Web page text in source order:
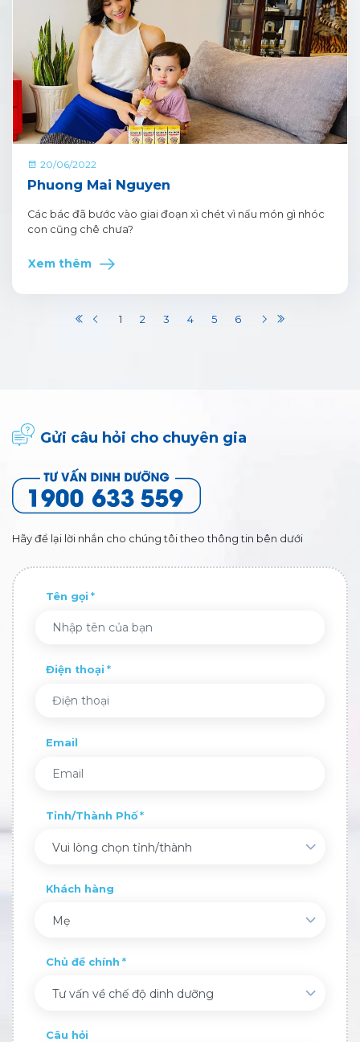
20/06/2022
Phuong Mai Nguyen
Các bác đã bước vào giai đoạn xì chét vì nấu món gì nhóc
con cũng chê chưa?
Xem thêm
1 2 3 4 5 6
Gửi câu hỏi cho chuyên gia
Hãy để lại lời nhắn cho chúng tôi theo thông tin bên dưới
Tên gọi
Điện thoại
Email
Tỉnh/Thành Phố
Vui lòng chọn tỉnh/thành
Khách hàng
Mẹ
Chủ đề chính
Tư vấn về chế độ dinh dưỡng
Câu hỏi